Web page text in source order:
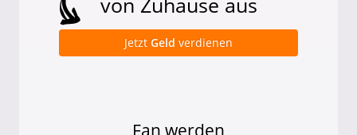
Jetzt Geld verdienen
Fan werden